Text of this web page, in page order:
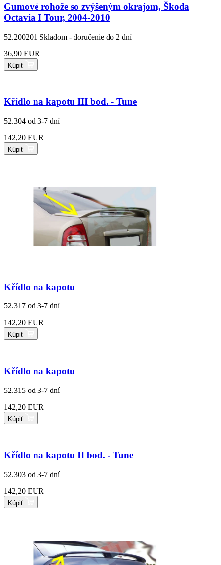
Gumové rohože so zvýšeným okrajom, Škoda
Octavia I Tour, 2004-2010
52.200201 Skladom - doručenie do 2 dní
36,90 EUR
Kúpiť
Křídlo na kapotu III bod. - Tune
52.304 od 3-7 dní
142,20 EUR
Kúpiť
Křídlo na kapotu
52.317 od 3-7 dní
142,20 EUR
Kúpiť
Křídlo na kapotu
52.315 od 3-7 dní
142,20 EUR
Kúpiť
Křídlo na kapotu II bod. - Tune
52.303 od 3-7 dní
142,20 EUR
Kúpiť